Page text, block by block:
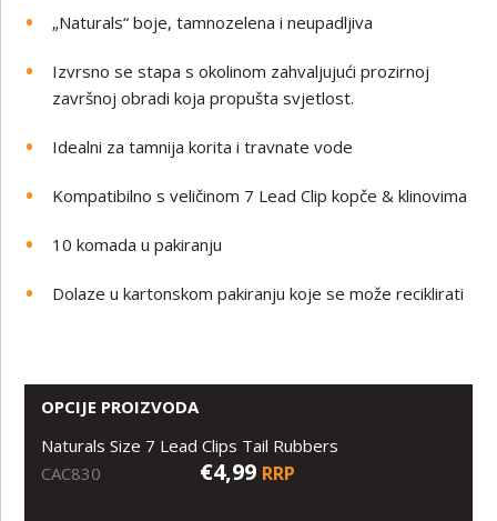
„Naturals“ boje, tamnozelena i neupadljiva
Izvrsno se stapa s okolinom zahvaljujući prozirnoj
završnoj obradi koja propušta svjetlost.
Idealni za tamnija korita i travnate vode
Kompatibilno s veličinom 7 Lead Clip kopče & klinovima
10 komada u pakiranju
Dolaze u kartonskom pakiranju koje se može reciklirati
OPCIJE PROIZVODA
Naturals Size 7 Lead Clips Tail Rubbers
CAC830
€4,99 RRP